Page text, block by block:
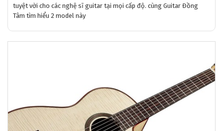
tuyệt vời cho các nghệ sĩ guitar tại mọi cấp độ. cùng Guitar Đồng
Tâm tìm hiểu 2 model này